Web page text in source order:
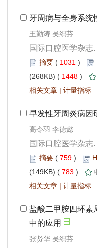
王勤涛 吴织芬
1031 )
1448 )
|
高令羽 李德懿
759 )
783 )
|